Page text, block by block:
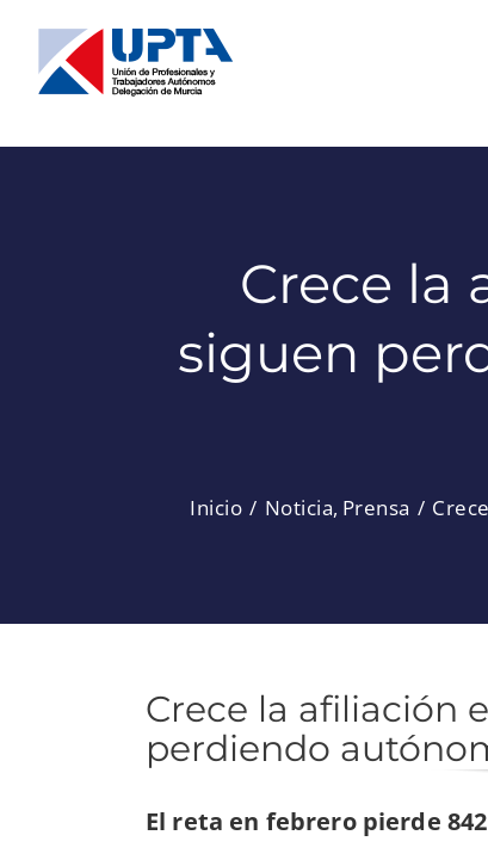
contenido
Crece la
siguen
Inicio Noticia Prensa
Crece la afiliación
perdiendo
El reta en febrero pierde